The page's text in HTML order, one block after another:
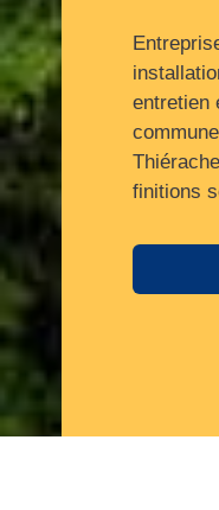
entretien
finitions